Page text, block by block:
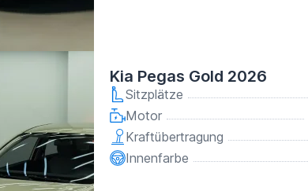
Kia Pegas Gold 2026
Sitzplätze
Motor
Kraftübertragung
Innenfarbe